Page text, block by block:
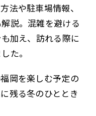
法や駐車場情報、
説。混雑を避ける
加え、訪れる際に
た。
岡を楽しむ予定の
残る冬のひととき